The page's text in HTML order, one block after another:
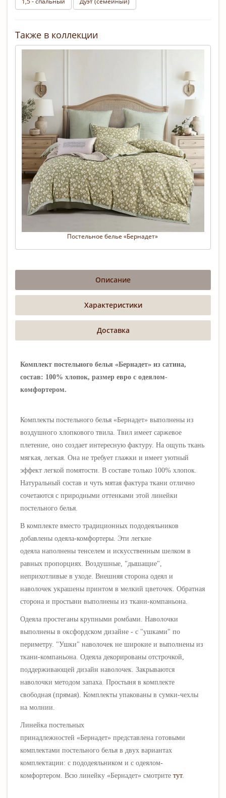
Также в коллекции
Постельное белье «Бернадет»
Описание
Характеристики
Доставка
Комплект постельного белья «Бернадет» из сатина,
состав: 100% хлопок, размер евро с одеялом-
комфортером.
Комплекты постельного белья «Бернадет» выполнены из
воздушного хлопкового твила. Твил имеет саржевое
плетение, оно создает интересную фактуру. На ощупь ткань
мягкая, легкая. Она не требует глажки и имеет уютный
эффект легкой помятости. В составе только 100% хлопок.
Натуральный состав и чуть мятая фактура ткани отлично
сочетаются с природными оттенками этой линейки
постельного белья.
В комплекте вместо традиционных пододеяльников
добавлены одеяла-комфортеры. Эти легкие
одеяла наполнены тенселем и искусственным шелком в
равных пропорциях. Воздушные, "дышащие",
неприхотливые в уходе. Внешняя сторона одеял и
наволочек украшены принтом в мелкий цветочек. Обратная
сторона и простыни выполнены из ткани-компаньона.
Одеяла простеганы крупными ромбами. Наволочки
выполнены в оксфордском дизайне - с "ушками" по
периметру. "Ушки" наволочек не широкие и выполнены из
ткани-компаньона. Одеяла декорированы отстрочкой,
поддерживающей дизайн наволочек. Закрываются
наволочки методом запаха. Простыня в комплекте
свободная (прямая). Комплекты упакованы в сумки-чехлы
на молнии.
Линейка постельных
принадлежностей «Бернадет» представлена готовыми
комплектами постельного белья в двух вариантах
комплектации: с пододеяльником и с одеялом-
комфортером. Всю линейку «Бернадет» смотрите тут.